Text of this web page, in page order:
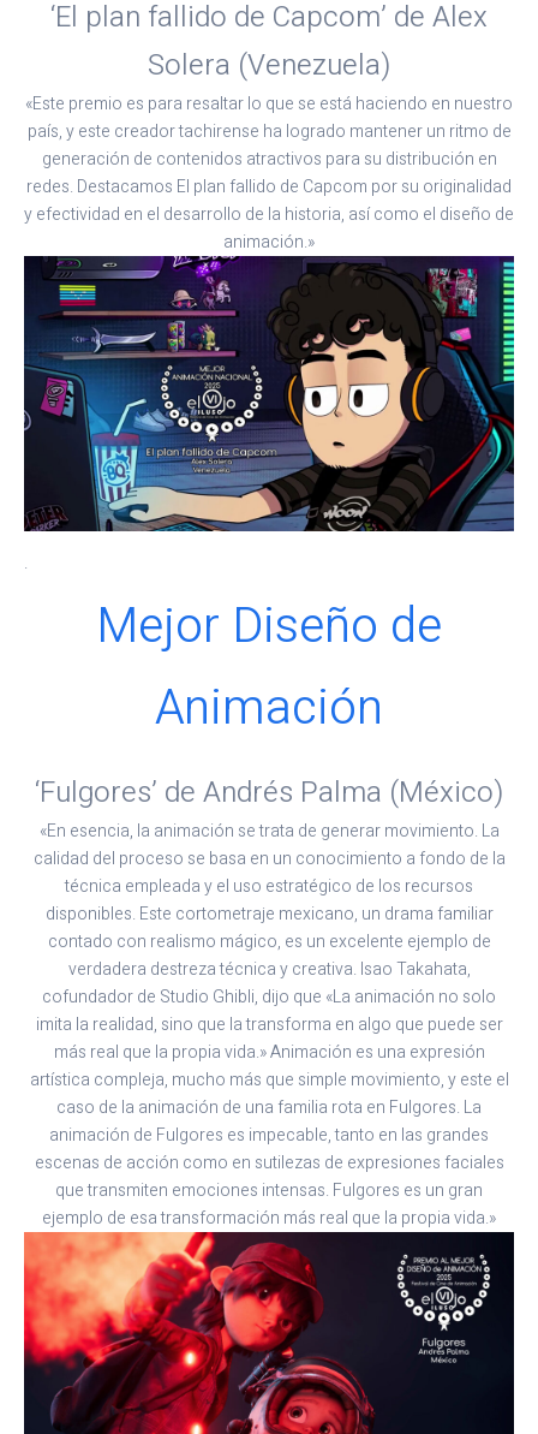
‘El plan fallido de Capcom’ de Alex
Solera (Venezuela)
«Este premio es para resaltar lo que se está haciendo en nuestro
país, y este creador tachirense ha logrado mantener un ritmo de
generación de contenidos atractivos para su distribución en
redes. Destacamos El plan fallido de Capcom por su originalidad
y efectividad en el desarrollo de la historia, así como el diseño de
animación.»
.
Mejor Diseño de
Animación
‘Fulgores’ de Andrés Palma (México)
«En esencia, la animación se trata de generar movimiento. La
calidad del proceso se basa en un conocimiento a fondo de la
técnica empleada y el uso estratégico de los recursos
disponibles. Este cortometraje mexicano, un drama familiar
contado con realismo mágico, es un excelente ejemplo de
verdadera destreza técnica y creativa. Isao Takahata,
cofundador de Studio Ghibli, dijo que «La animación no solo
imita la realidad, sino que la transforma en algo que puede ser
más real que la propia vida.» Animación es una expresión
artística compleja, mucho más que simple movimiento, y este el
caso de la animación de una familia rota en Fulgores. La
animación de Fulgores es impecable, tanto en las grandes
escenas de acción como en sutilezas de expresiones faciales
que transmiten emociones intensas. Fulgores es un gran
ejemplo de esa transformación más real que la propia vida.»